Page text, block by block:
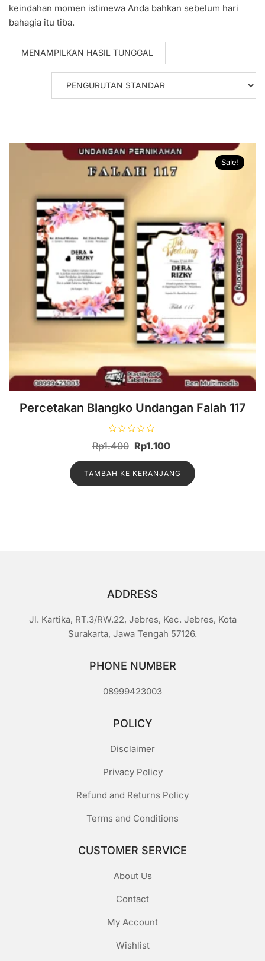
keindahan momen istimewa Anda bahkan sebelum hari
bahagia itu tiba.
MENAMPILKAN HASIL TUNGGAL
Sale!
Percetakan Blangko Undangan Falah 117
i
i
a
0
Rp1.400 Harga
aslinya
adalah:
Rp1.400.
Rp1.100
saat
ini
adalah:
TAMBAH KE KERANJANG
ADDRESS
Jl. Kartika, RT.3/RW.22, Jebres, Kec. Jebres, Kota
Surakarta, Jawa Tengah 57126.
PHONE NUMBER
08999423003
POLICY
Disclaimer
Privacy Policy
Refund and Returns Policy
Terms and Conditions
CUSTOMER SERVICE
About Us
Contact
My Account
Wishlist